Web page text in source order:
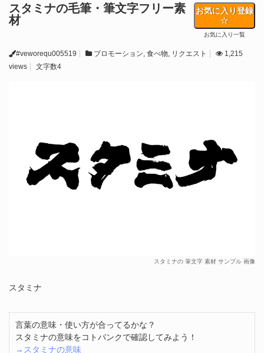
スタミナの毛筆・筆文字フリー素
材
お気に入り登録
お気に入り一覧
#veworequ005519 プロモーション, 食べ物, リクエスト
1,215
views
文字数4
スタミナの 筆文字 素材 サンプル 画像
スタミナ
言葉の意味・使い方が合ってるかな？
スタミナの意味をコトバンクで確認してみよう！
→スタミナの意味